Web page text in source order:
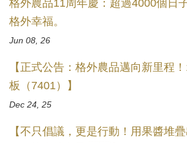
格外農品11周年慶：超過4000個日
格外幸福。
Jun 08, 26
【正式公告：格外農品邁向新里程
板（7401）】
Dec 24, 25
【不只倡議，更是行動！用果醬堆